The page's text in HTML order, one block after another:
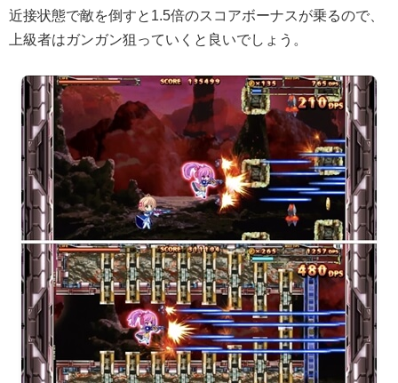
近接状態で敵を倒すと1.5倍のスコアボーナスが乗るので、
上級者はガンガン狙っていくと良いでしょう。